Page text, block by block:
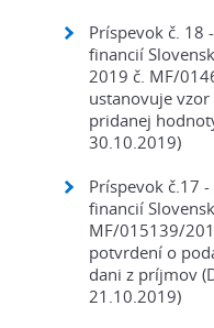
Príspevok č. 18
financií
2019 č. MF/
ustanovuje
pridanej
30.10.2019)
Príspevok č.17
financií
MF/015139/
potvrdení o
dani z príjmov
21.10.2019)